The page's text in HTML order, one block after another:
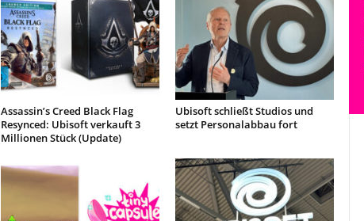
Assassin’s Creed Black Flag
Resynced: Ubisoft verkauft 3
Millionen Stück (Update)
Ubisoft schließt Studios und
setzt Personalabbau fort